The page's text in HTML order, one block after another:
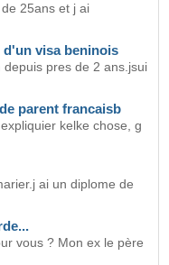
25ans et j ai
visa beninois
pres de 2 ans.jsui
parent francaisb
kelke chose, g
ai un diplome de
vous ? Mon ex le père